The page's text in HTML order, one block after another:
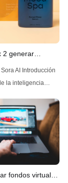
2 generar
sin
la inteligencia
modelo ha estado
por sus
de
Flux 2,
Black Forest Labs.
de Flux AI, ha
fondos virtuales